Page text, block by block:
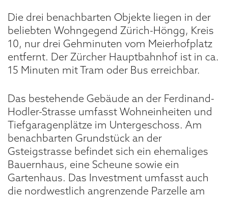
Die drei benachbarten Objekte liegen in der
beliebten Wohngegend Zürich-Höngg, Kreis
10, nur drei Gehminuten vom Meierhofplatz
entfernt. Der Zürcher Hauptbahnhof ist in ca.
15 Minuten mit Tram oder Bus erreichbar.
Das bestehende Gebäude an der Ferdinand-
Hodler-Strasse umfasst Wohneinheiten und
Tiefgaragenplätze im Untergeschoss. Am
benachbarten Grundstück an der
Gsteigstrasse befindet sich ein ehemaliges
Bauernhaus, eine Scheune sowie ein
Gartenhaus. Das Investment umfasst auch
die nordwestlich angrenzende Parzelle am